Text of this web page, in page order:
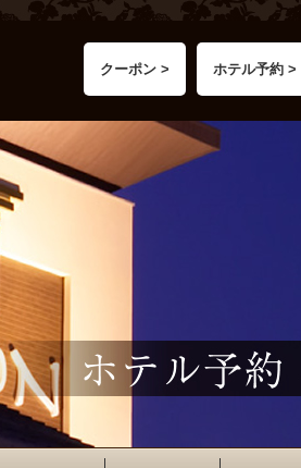
ホテル予約 >
クーポン >